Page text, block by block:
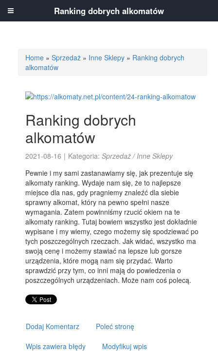
Home »Sprzedaż » Inne Sklepy » Ranking dobrych
alkomatów
Ranking dobrych
alkomatów
2021-08-16 | Kategoria:Sprzedaż / Inne Sklepy
Pewnie i my sami zastanawiamy się, jak prezentuje się
alkomaty ranking. Wydaje nam się, że to najlepsze
miejsce dla nas, gdy pragniemy znaleźć dla siebie
sprawny alkomat, który na pewno spełni nasze
wymagania. Zatem powinniśmy rzucić okiem na te
alkomaty ranking. Tutaj bowiem wszystko jest dokładnie
wypisane i my wiemy, czego możemy się spodziewać po
tych poszczególnych rzeczach. Jak widać, wszystko ma
swoją cenę i możemy stawiać na lepsze lub gorsze
urządzenia, które mogą nam się przydać. Warto
sprawdzić przy tym, co inni mają do powiedzenia o
poszczególnych urządzeniach. Może nam coś polecą.
Dodaj Komentarz Poleć stronę
Wpis zawiera błędy Modyfikuj wpis
Ranking dobrych alkomatów